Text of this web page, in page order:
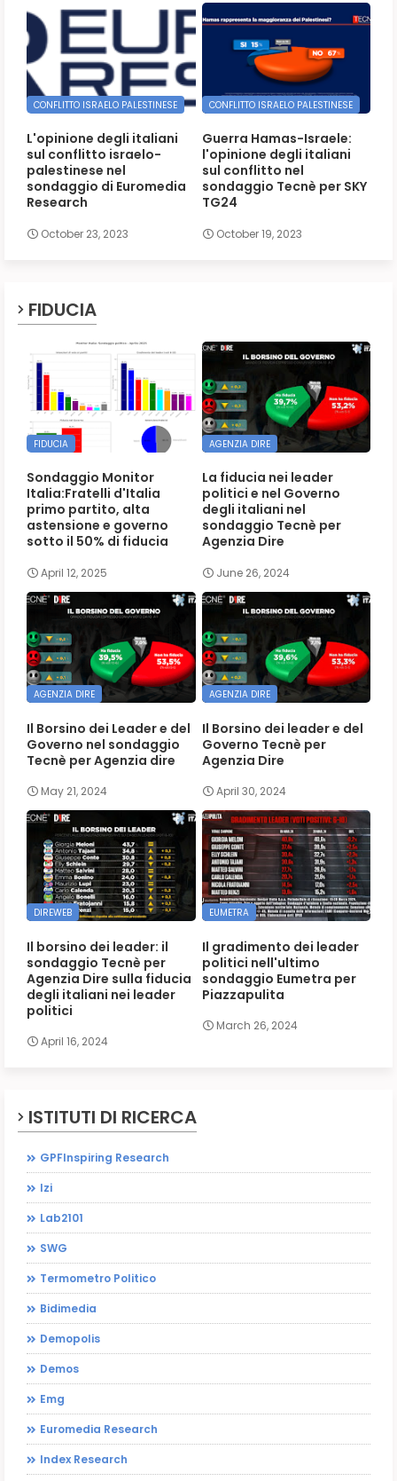
CONFLITTO ISRAELO PALESTINESE
L'opinione degli italiani
sul conflitto israelo-
palestinese nel
sondaggio di Euromedia
Research
October 23, 2023
CONFLITTO ISRAELO PALESTINESE
Guerra Hamas-Israele:
l'opinione degli italiani
sul conflitto nel
sondaggio Tecnè per SKY
TG24
October 19, 2023
FIDUCIA
FIDUCIA
Sondaggio Monitor
Italia:Fratelli d'Italia
primo partito, alta
astensione e governo
sotto il 50% di fiducia
April 12, 2025
AGENZIA DIRE
La fiducia nei leader
politici e nel Governo
degli italiani nel
sondaggio Tecnè per
Agenzia Dire
June 26, 2024
AGENZIA DIRE
Il Borsino dei Leader e del
Governo nel sondaggio
Tecnè per Agenzia dire
May 21, 2024
AGENZIA DIRE
Il Borsino dei leader e del
Governo Tecnè per
Agenzia Dire
April 30, 2024
DIREWEB
Il borsino dei leader: il
sondaggio Tecnè per
Agenzia Dire sulla fiducia
degli italiani nei leader
politici
April 16, 2024
EUMETRA
Il gradimento dei leader
politici nell'ultimo
sondaggio Eumetra per
Piazzapulita
March 26, 2024
ISTITUTI DI RICERCA
GPFInspiring Research
Izi
Lab2101
SWG
Termometro Politico
Bidimedia
Demopolis
Demos
Emg
Euromedia Research
Index Research